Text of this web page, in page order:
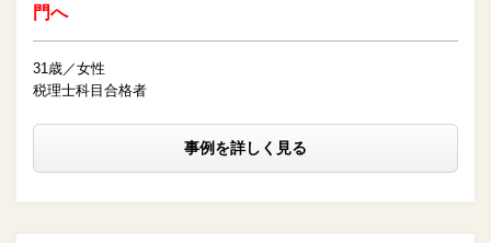
門へ
31歳／女性
税理士科目合格者
事例を詳しく見る